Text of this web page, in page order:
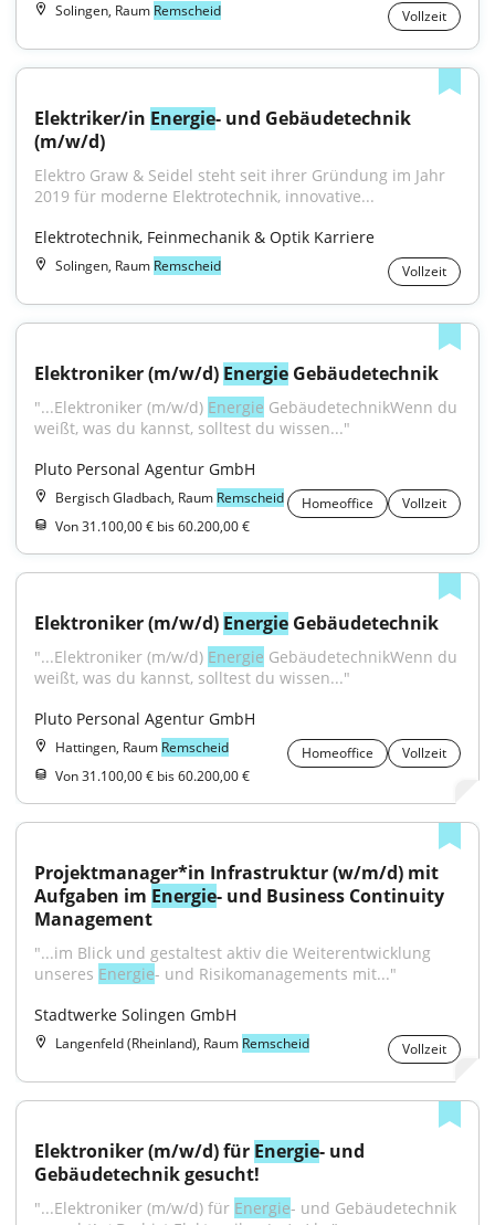
Solingen, Raum Remscheid Vollzeit
Elektriker/in Energie- und Gebäudetechnik
(m/w/d)
Elektro Graw & Seidel steht seit ihrer Gründung im Jahr
2019 für moderne Elektrotechnik, innovative...
Elektrotechnik, Feinmechanik & Optik Karriere
Solingen, Raum Remscheid Vollzeit
Elektroniker (m/w/d) Energie Gebäudetechnik
"...Elektroniker (m/w/d) Energie GebäudetechnikWenn du
weißt, was du kannst, solltest du wissen..."
Pluto Personal Agentur GmbH
Bergisch Gladbach, Raum Remscheid Homeoffice
Vollzeit
Von 31.100,00 € bis 60.200,00 €
Elektroniker (m/w/d) Energie Gebäudetechnik
"...Elektroniker (m/w/d) Energie GebäudetechnikWenn du
weißt, was du kannst, solltest du wissen..."
Pluto Personal Agentur GmbH
Hattingen, Raum Remscheid Homeoffice
Vollzeit
Von 31.100,00 € bis 60.200,00 €
Projektmanager*in Infrastruktur (w/m/d) mit
Aufgaben im Energie- und Business Continuity
Management
"...im Blick und gestaltest aktiv die Weiterentwicklung
unseres Energie- und Risikomanagements mit..."
Stadtwerke Solingen GmbH
Langenfeld (Rheinland), Raum Remscheid Vollzeit
Elektroniker (m/w/d) für Energie- und
Gebäudetechnik gesucht!
"...Elektroniker (m/w/d) für Energie- und Gebäudetechnik